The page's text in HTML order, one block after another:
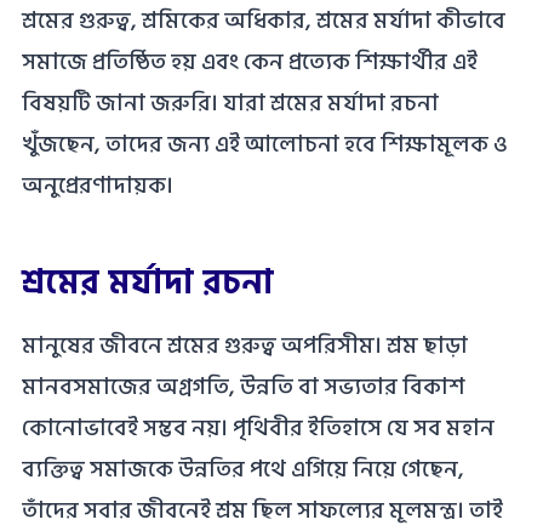
শ্রমের গুরুত্ব, শ্রমিকের অধিকার, শ্রমের মর্যাদা কীভাবে
সমাজে প্রতিষ্ঠিত হয় এবং কেন প্রত্যেক শিক্ষার্থীর এই
বিষয়টি জানা জরুরি। যারা শ্রমের মর্যাদা রচনা
খুঁজছেন, তাদের জন্য এই আলোচনা হবে শিক্ষামূলক ও
অনুপ্রেরণাদায়ক।
শ্রমের মর্যাদা রচনা
মানুষের জীবনে শ্রমের গুরুত্ব অপরিসীম। শ্রম ছাড়া
মানবসমাজের অগ্রগতি, উন্নতি বা সভ্যতার বিকাশ
কোনোভাবেই সম্ভব নয়। পৃথিবীর ইতিহাসে যে সব মহান
ব্যক্তিত্ব সমাজকে উন্নতির পথে এগিয়ে নিয়ে গেছেন,
তাঁদের সবার জীবনেই শ্রম ছিল সাফল্যের মূলমন্ত্র। তাই